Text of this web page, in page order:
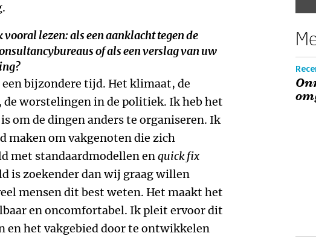
vooral lezen: als een aanklacht tegen de
of als een verslag van uw
bijzondere tijd. Het klimaat, de
de worstelingen in de politiek. Ik heb het
om de dingen anders te organiseren. Ik
maken om vakgenoten die zich
met standaardmodellen enquick fix
is zoekender dan wij graag willen
mensen dit best weten. Het maakt het
en oncomfortabel. Ik pleit ervoor dit
en het vakgebied door te ontwikkelen